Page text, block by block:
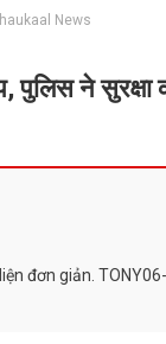
News
ने सुरक्षा
đơn giản.